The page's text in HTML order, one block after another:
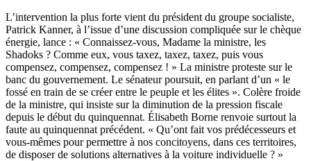
L’intervention la plus forte vient du président du groupe socialiste,
Patrick Kanner, à l’issue d’une discussion compliquée sur le chèque
énergie, lance : « Connaissez-vous, Madame la ministre, les
Shadoks ? Comme eux, vous taxez, taxez, taxez, puis vous
compensez, compensez, compensez ! » La ministre proteste sur le
banc du gouvernement. Le sénateur poursuit, en parlant d’un « le
fossé en train de se créer entre le peuple et les élites ». Colère froide
de la ministre, qui insiste sur la diminution de la pression fiscale
depuis le début du quinquennat. Élisabeth Borne renvoie surtout la
faute au quinquennat précédent. « Qu’ont fait vos prédécesseurs et
vous-mêmes pour permettre à nos concitoyens, dans ces territoires,
de disposer de solutions alternatives à la voiture individuelle ? »